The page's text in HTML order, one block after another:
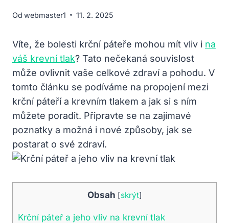
Od webmaster1 11. 2. 2025
Víte, že bolesti krční páteře mohou mít vliv i na
váš krevní tlak? Tato nečekaná souvislost
může ovlivnit vaše celkové zdraví a pohodu. V
tomto článku se podíváme na propojení mezi
krční páteří a krevním tlakem a jak si s ním
můžete poradit. Připravte se na zajímavé
poznatky a možná i nové způsoby, jak se
postarat o své zdraví.
Obsah [skrýt]
Krční páteř a jeho vliv na krevní tlak